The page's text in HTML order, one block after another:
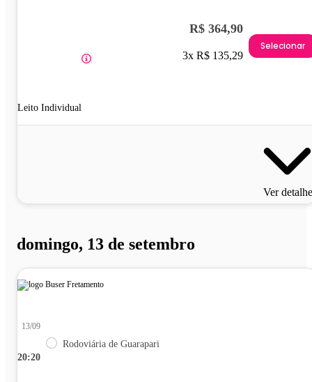
Leito Individual
R$ 364,90
3x R$ 135,29
Selecionar
Ver
domingo, 13 de setembro
20:20
13/09
Rodoviária de Guarapari